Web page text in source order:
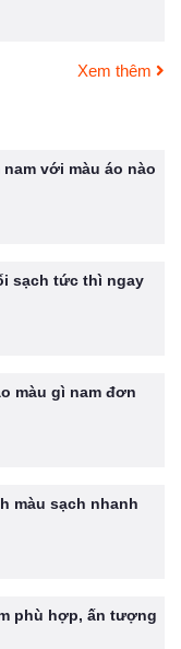
Xem thêm
với màu áo nào
sạch tức thì ngay
màu gì nam đơn
màu sạch nhanh
phù hợp, ấn tượng